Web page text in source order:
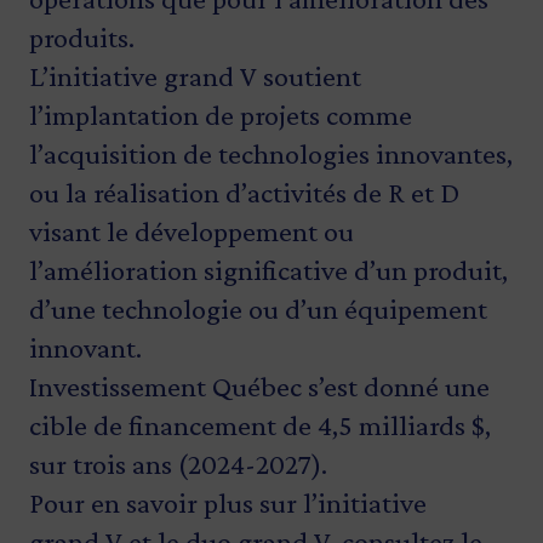
produits.
L’initiative grand V soutient
l’implantation de projets comme
l’acquisition de technologies innovantes,
ou la réalisation d’activités de R et D
visant le développement ou
l’amélioration significative d’un produit,
d’une technologie ou d’un équipement
innovant.
Investissement Québec s’est donné une
cible de financement de 4,5 milliards $,
sur trois ans (2024-2027).
Pour en savoir plus sur l’initiative